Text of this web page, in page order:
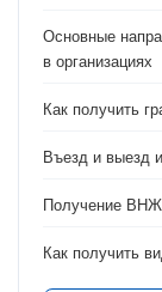
Основные
в организациях
Как получить
Въезд и выезд
Получение ВНЖ
Как получить